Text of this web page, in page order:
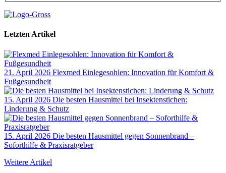
Letzten Artikel
21. April 2026 Flexmed Einlegesohlen: Innovation für Komfort &
Fußgesundheit
15. April 2026 Die besten Hausmittel bei Insektenstichen:
Linderung & Schutz
15. April 2026 Die besten Hausmittel gegen Sonnenbrand –
Soforthilfe & Praxisratgeber
Weitere Artikel